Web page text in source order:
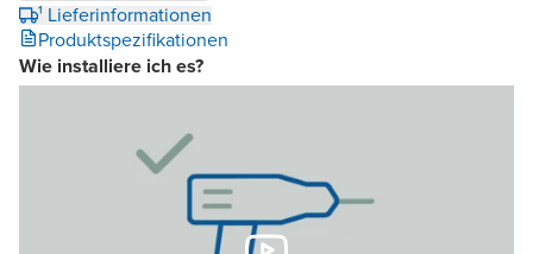
¹ Lieferinformationen
Produktspezifikationen
Wie installiere ich es?